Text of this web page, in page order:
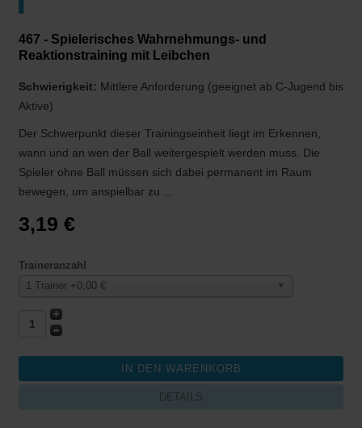
467 - Spielerisches Wahrnehmungs- und
Reaktionstraining mit Leibchen
Schwierigkeit: Mittlere Anforderung (geeignet ab C-Jugend bis
Aktive)
Der Schwerpunkt dieser Trainingseinheit liegt im Erkennen,
wann und an wen der Ball weitergespielt werden muss. Die
Spieler ohne Ball müssen sich dabei permanent im Raum
bewegen, um anspielbar zu ...
3,19 €
Traineranzahl
1 Trainer +0,00 €
DETAILS